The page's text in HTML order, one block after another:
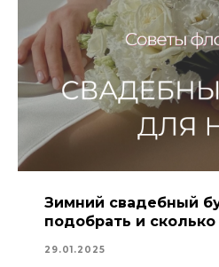
Зимний свадебный
подобрать и сколько
29.01.2025